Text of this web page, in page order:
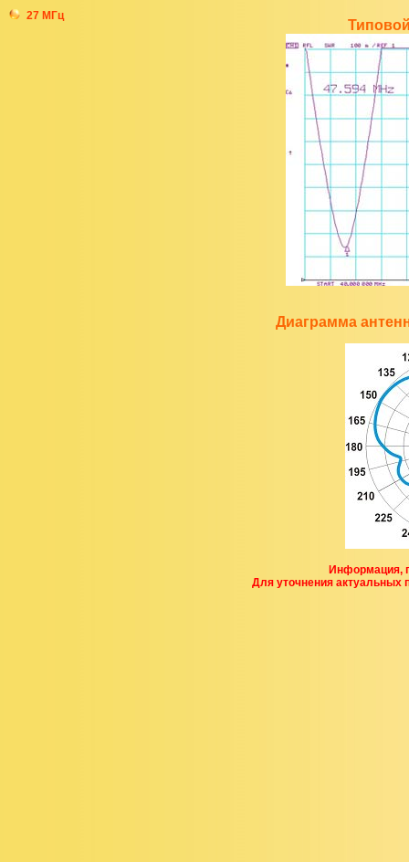
27 МГц
Диаграмма
Информация,
Для уточнения актуальных